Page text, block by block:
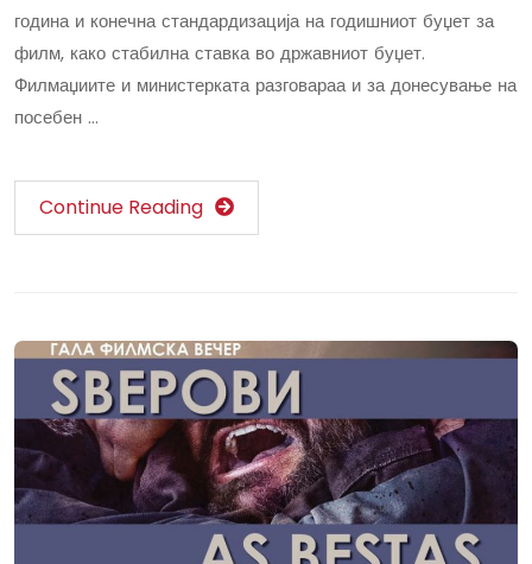
година и конечна стандардизација на годишниот буџет за
филм, како стабилна ставка во државниот буџет.
Филмаџиите и министерката разговараа и за донесување на
посебен …
Continue Reading